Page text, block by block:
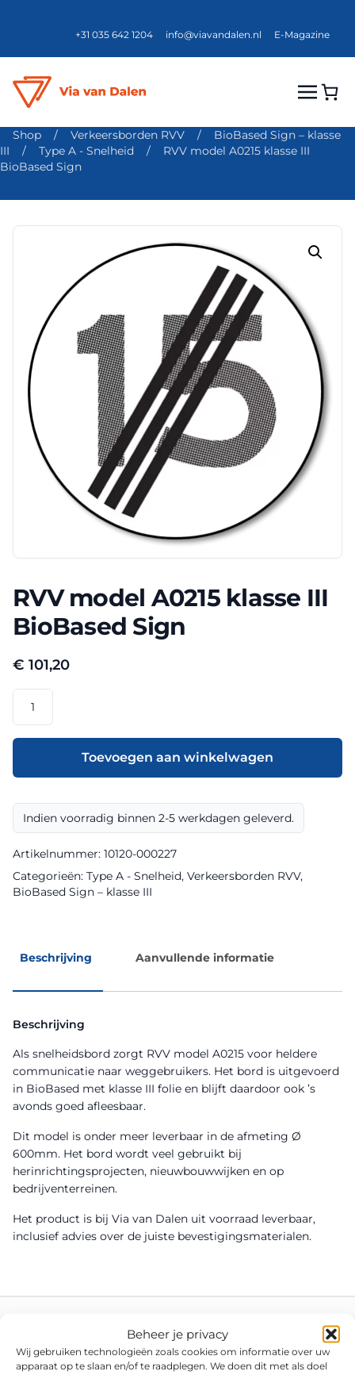
Beheer je privacy
Wij gebruiken technologieën zoals cookies om informatie over uw
apparaat op te slaan en/of te raadplegen. We doen dit met als doel
+31 035 642 1204 info@viavandalen.nl E-Magazine
Shop / Verkeersborden RVV /
BioBased Sign – klasse
III
/ Type A - Snelheid /
RVV model A0215 klasse III
BioBased Sign
RVV model A0215 klasse III
BioBased Sign
€ 101,20
model
A0215
III
Sign
aantal
Toevoegen aan winkelwagen
Indien voorradig binnen 2-5 werkdagen geleverd.
Artikelnummer: 10120-000227
Categorieën: Type A - Snelheid, Verkeersborden RVV,
BioBased Sign – klasse III
Beschrijving Aanvullende informatie
Beschrijving
Als snelheidsbord zorgt RVV model A0215 voor heldere
communicatie naar weggebruikers. Het bord is uitgevoerd
in BioBased met klasse III folie en blijft daardoor ook ’s
avonds goed afleesbaar.
Dit model is onder meer leverbaar in de afmeting Ø
600mm. Het bord wordt veel gebruikt bij
herinrichtingsprojecten, nieuwbouwwijken en op
bedrijventerreinen.
Het product is bij Via van Dalen uit voorraad leverbaar,
inclusief advies over de juiste bevestigingsmaterialen.